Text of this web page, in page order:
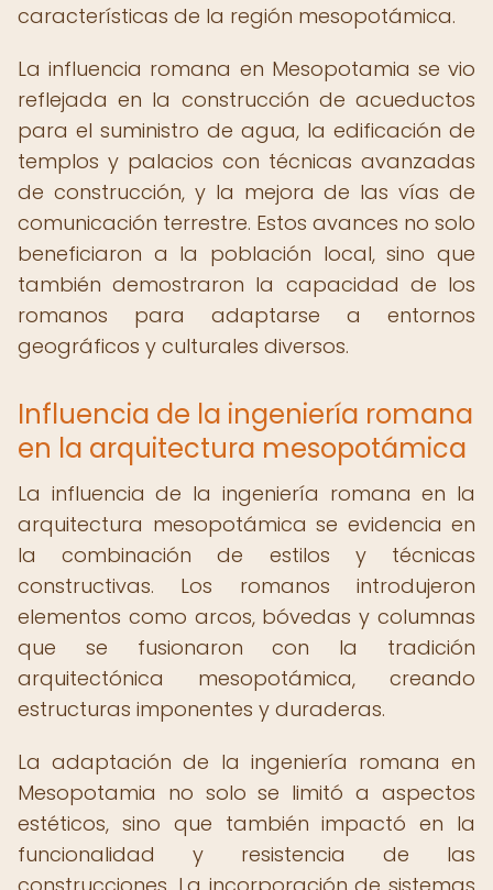
características de la región mesopotámica.
La influencia romana en Mesopotamia se vio
reflejada en la construcción de acueductos
para el suministro de agua, la edificación de
templos y palacios con técnicas avanzadas
de construcción, y la mejora de las vías de
comunicación terrestre. Estos avances no solo
beneficiaron a la población local, sino que
también demostraron la capacidad de los
romanos para adaptarse a entornos
geográficos y culturales diversos.
Influencia de la ingeniería romana
en la arquitectura mesopotámica
La influencia de la ingeniería romana en la
arquitectura mesopotámica se evidencia en
la combinación de estilos y técnicas
constructivas. Los romanos introdujeron
elementos como arcos, bóvedas y columnas
que se fusionaron con la tradición
arquitectónica mesopotámica, creando
estructuras imponentes y duraderas.
La adaptación de la ingeniería romana en
Mesopotamia no solo se limitó a aspectos
estéticos, sino que también impactó en la
funcionalidad y resistencia de las